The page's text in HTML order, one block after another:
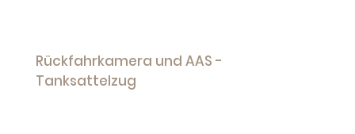
Rückfahrkamera und AAS -
Tanksattelzug